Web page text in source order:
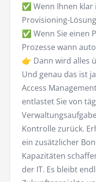
✅ Wenn Ihnen klar
Provisioning-
✅ Wenn Sie einen
Prozesse wann
👉 Dann wird alles
Und genau das ist
Access
entlastet Sie von
Kontrolle zurück.
ein zusätzlicher
Kapazitäten
der IT. Es bleibt